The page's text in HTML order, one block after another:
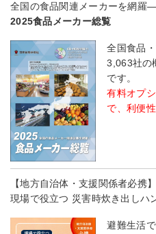
全国の食品関連メーカーを網
2025食品メーカー総覧
全国食品
3,063社の
です。
有料オプ
で、利便
【地方自治体・支援関係者必携】
現場で役立つ 災害時炊き出しハ
避難生活